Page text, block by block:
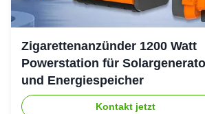
Zigarettenanzünder 1200 Watt
Powerstation für
und Energiespeicher
Kontakt jetzt